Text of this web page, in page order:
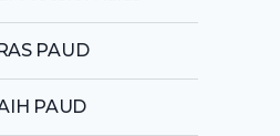
PAUD
PAUD